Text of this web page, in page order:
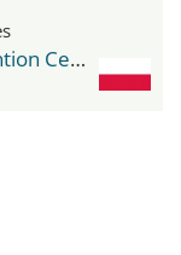
International Exhibition and Convention Center Expo Krakow